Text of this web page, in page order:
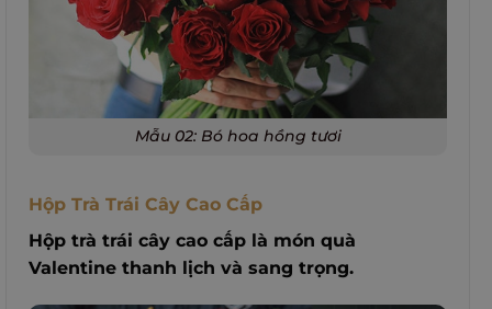
Mẫu 02: Bó hoa hồng tươi
Hộp Trà Trái Cây Cao Cấp
Hộp trà trái cây cao cấp là món quà
Valentine thanh lịch và sang trọng.